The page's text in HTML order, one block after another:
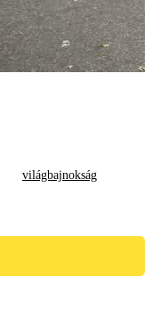
világbajnokság